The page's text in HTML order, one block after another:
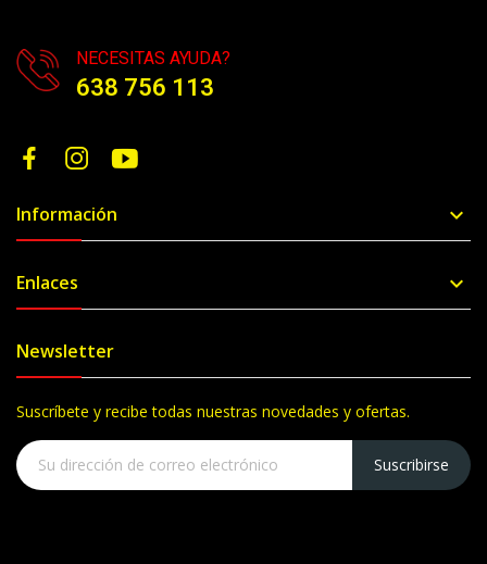
NECESITAS AYUDA?
638 756 113
Información 
Enlaces 
Newsletter
Suscríbete y recibe todas nuestras novedades y ofertas.
Suscribirse